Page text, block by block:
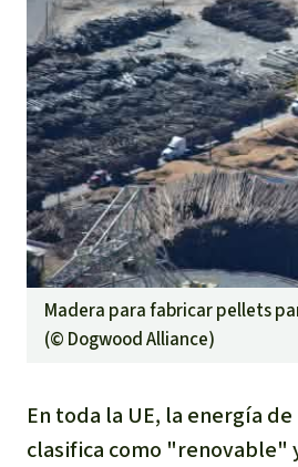
Madera para fabricar pellets
(© Dogwood Alliance)
En toda la UE, la energía
clasifica como "renovable"